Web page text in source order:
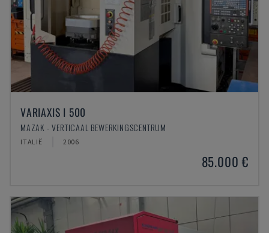
VARIAXIS I 500
MAZAK - VERTICAAL BEWERKINGSCENTRUM
ITALIË 2006
85.000 €